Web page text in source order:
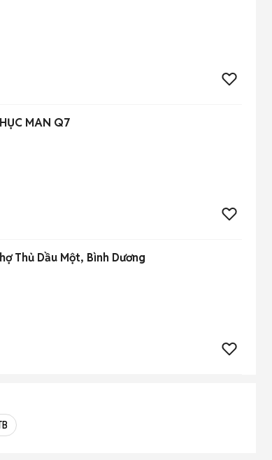
MAN Q7
Thủ Dầu Một, Bình Dương